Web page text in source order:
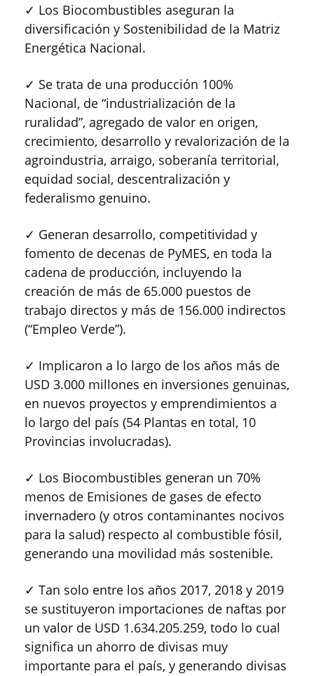
✓ Los Biocombustibles aseguran la
diversificación y Sostenibilidad de la Matriz
Energética Nacional.
✓ Se trata de una producción 100%
Nacional, de “industrialización de la
ruralidad”, agregado de valor en origen,
crecimiento, desarrollo y revalorización de la
agroindustria, arraigo, soberanía territorial,
equidad social, descentralización y
federalismo genuino.
✓ Generan desarrollo, competitividad y
fomento de decenas de PyMES, en toda la
cadena de producción, incluyendo la
creación de más de 65.000 puestos de
trabajo directos y más de 156.000 indirectos
(“Empleo Verde”).
✓ Implicaron a lo largo de los años más de
USD 3.000 millones en inversiones genuinas,
en nuevos proyectos y emprendimientos a
lo largo del país (54 Plantas en total, 10
Provincias involucradas).
✓ Los Biocombustibles generan un 70%
menos de Emisiones de gases de efecto
invernadero (y otros contaminantes nocivos
para la salud) respecto al combustible fósil,
generando una movilidad más sostenible.
✓ Tan solo entre los años 2017, 2018 y 2019
se sustituyeron importaciones de naftas por
un valor de USD 1.634.205.259, todo lo cual
significa un ahorro de divisas muy
importante para el país, y generando divisas